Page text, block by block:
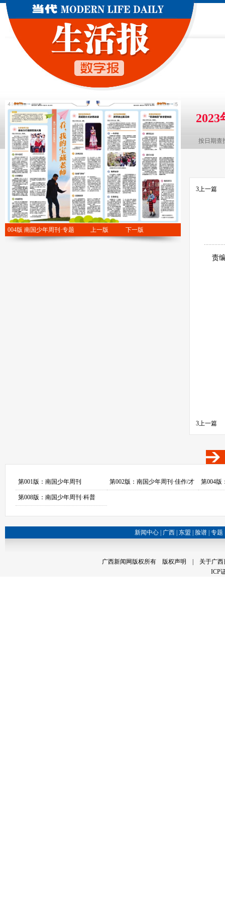
004版 南国少年周刊·专题 上一版 下一版
2023
按日期查
3上一篇
责编
3上一篇
第001版：南国少年周刊
第002版：南国少年周刊·佳作/才
第004版
第008版：南国少年周刊·科普
新闻中心 广西 东盟 脸谱 专题
广西新闻网版权所有 版权声明
| 关于广
ICP